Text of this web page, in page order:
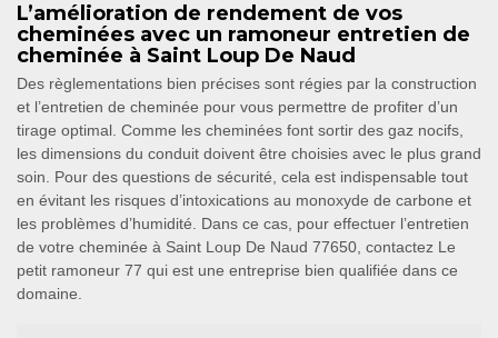
L’amélioration de rendement de vos
cheminées avec un ramoneur entretien de
cheminée à Saint Loup De Naud
Des règlementations bien précises sont régies par la construction
et l’entretien de cheminée pour vous permettre de profiter d’un
tirage optimal. Comme les cheminées font sortir des gaz nocifs,
les dimensions du conduit doivent être choisies avec le plus grand
soin. Pour des questions de sécurité, cela est indispensable tout
en évitant les risques d’intoxications au monoxyde de carbone et
les problèmes d’humidité. Dans ce cas, pour effectuer l’entretien
de votre cheminée à Saint Loup De Naud 77650, contactez Le
petit ramoneur 77 qui est une entreprise bien qualifiée dans ce
domaine.